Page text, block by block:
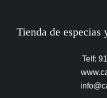
Tienda de
Telf: